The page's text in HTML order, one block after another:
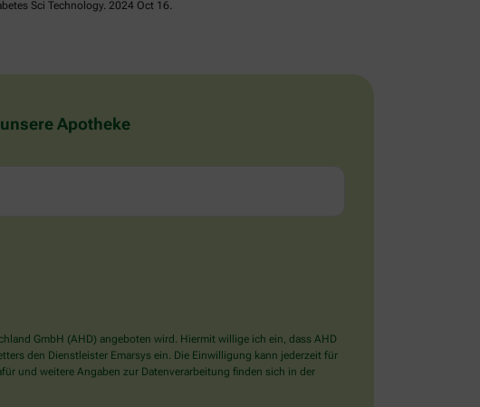
Sci Technology. 2024 Oct 16.
Apotheke
GmbH (AHD) angeboten wird. Hiermit willige ich ein, dass AHD
den Dienstleister Emarsys ein. Die Einwilligung kann jederzeit für
und weitere Angaben zur Datenverarbeitung finden sich in der